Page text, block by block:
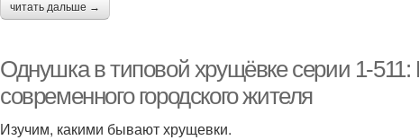
читать дальше →
Однушка в типовой хрущёвке серии 1-
современного городского жителя
Изучим, какими бывают хрущевки.